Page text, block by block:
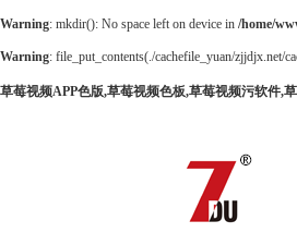
Warning: mkdir(): No space left on device in /home/
Warning: file_put_contents(./cachefile_yuan/zjjdjx.net/
草莓视频APP色版,草莓视频色板,草莓视频污软件,